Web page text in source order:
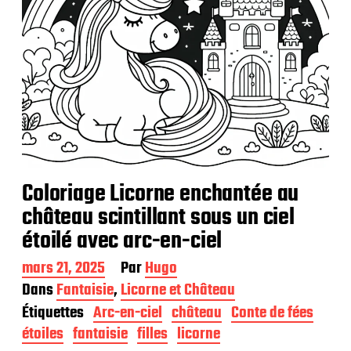
Coloriage Licorne enchantée au
château scintillant sous un ciel
étoilé avec arc-en-ciel
D
a
t
e
d
mars 21, 2025 ParHugo
DansFantaisie,Licorne et Château
Étiquettes Arc-en-ciel château Conte de fées
étoiles fantaisie filles licorne